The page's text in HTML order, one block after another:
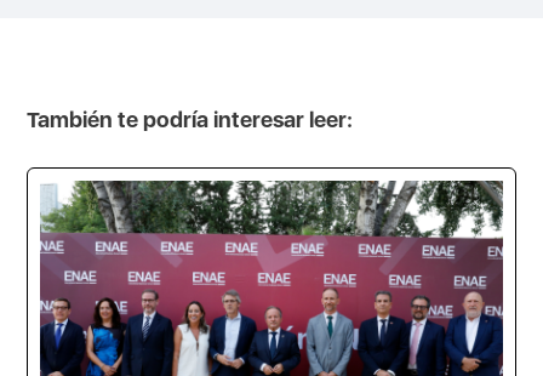
También te podría interesar leer: